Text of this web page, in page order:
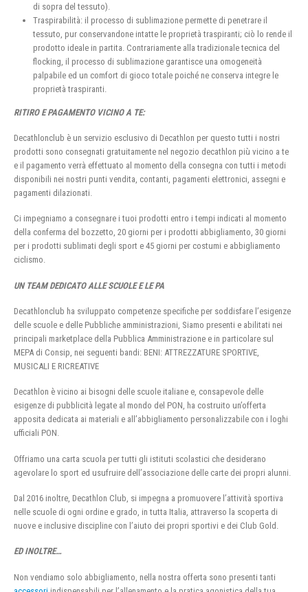
di sopra del tessuto).
Traspirabilità: il processo di sublimazione permette di penetrare il
tessuto, pur conservandone intatte le proprietà traspiranti; ciò lo rende il
prodotto ideale in partita. Contrariamente alla tradizionale tecnica del
flocking, il processo di sublimazione garantisce una omogeneità
palpabile ed un comfort di gioco totale poiché ne conserva integre le
proprietà traspiranti.
RITIRO E PAGAMENTO VICINO A TE:
Decathlonclub è un servizio esclusivo di Decathlon per questo tutti i nostri
prodotti sono consegnati gratuitamente nel negozio decathlon più vicino a te
e il pagamento verrà effettuato al momento della consegna con tutti i metodi
disponibili nei nostri punti vendita, contanti, pagamenti elettronici, assegni e
pagamenti dilazionati.
Ci impegniamo a consegnare i tuoi prodotti entro i tempi indicati al momento
della conferma del bozzetto, 20 giorni per i prodotti abbigliamento, 30 giorni
per i prodotti sublimati degli sport e 45 giorni per costumi e abbigliamento
ciclismo.
UN TEAM DEDICATO ALLE SCUOLE E LE PA
Decathlonclub ha sviluppato competenze specifiche per soddisfare l’esigenze
delle scuole e delle Pubbliche amministrazioni, Siamo presenti e abilitati nei
principali marketplace della Pubblica Amministrazione e in particolare sul
MEPA di Consip, nei seguenti bandi: BENI: ATTREZZATURE SPORTIVE,
MUSICALI E RICREATIVE
Decathlon è vicino ai bisogni delle scuole italiane e, consapevole delle
esigenze di pubblicità legate al mondo del PON, ha costruito un’offerta
apposita dedicata ai materiali e all’abbigliamento personalizzabile con i loghi
ufficiali PON.
Offriamo una carta scuola per tutti gli istituti scolastici che desiderano
agevolare lo sport ed usufruire dell’associazione delle carte dei propri alunni.
Dal 2016 inoltre, Decathlon Club, si impegna a promuovere l’attività sportiva
nelle scuole di ogni ordine e grado, in tutta Italia, attraverso la scoperta di
nuove e inclusive discipline con l’aiuto dei propri sportivi e dei Club Gold.
ED INOLTRE…
Non vendiamo solo abbigliamento, nella nostra offerta sono presenti tanti